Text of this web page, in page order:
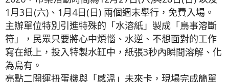
1月3日(六)、1月4日(日) 兩個週末舉行，免費入場。
主辦單位特別引進特殊的「水溶紙」製成「鳥事溶斷
符」，民眾只要將心中煩惱、水逆、不想面對的工作
寫在紙上，投入特製水缸中，紙張3秒內瞬間溶解、化
為烏有。
亮點二開運扭蛋機與「感溫」未來卡，現場完成簡單